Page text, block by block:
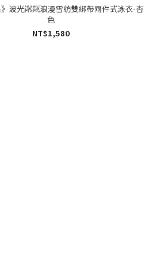
》波光粼粼浪漫雪紡雙綁帶兩件式泳衣-杏
色
NT$1,580